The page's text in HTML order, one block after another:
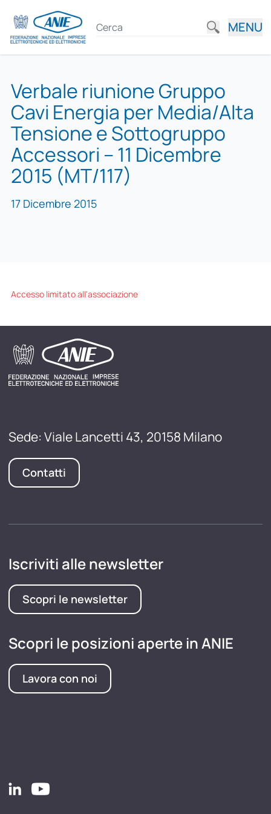
MENU
Verbale riunione Gruppo
Cavi Energia per Media/Alta
Tensione e Sottogruppo
Accessori – 11 Dicembre
2015 (MT/117)
17 Dicembre 2015
Accesso limitato all'associazione
Sede: Viale Lancetti 43, 20158 Milano
Contatti
Iscriviti alle newsletter
Scopri le newsletter
Scopri le posizioni aperte in ANIE
Lavora con noi